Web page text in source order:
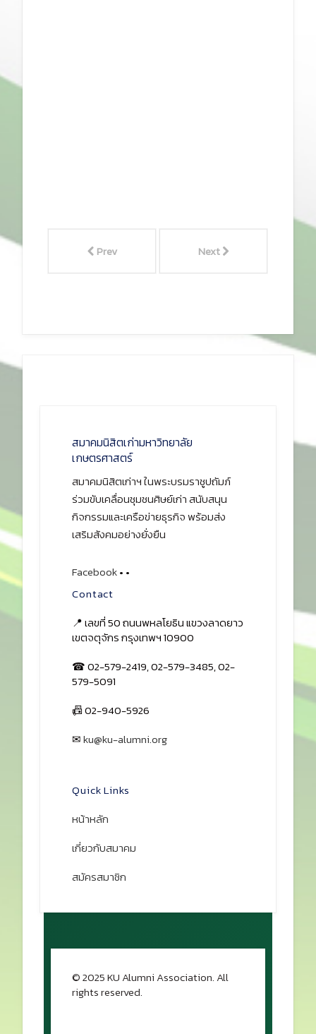
Prev Next
สมาคมนิสิตเก่ามหาวิทยาลัย
เกษตรศาสตร์
สมาคมนิสิตเก่าฯ ในพระบรมราชูปถัมภ์
ร่วมขับเคลื่อนชุมชนศิษย์เก่า สนับสนุน
กิจกรรมและเครือข่ายธุรกิจ พร้อมส่ง
เสริมสังคมอย่างยั่งยืน
Facebook• •
Contact
📍 เลขที่ 50 ถนนพหลโยธิน แขวงลาดยาว
เขตจตุจักร กรุงเทพฯ 10900
☎ 02-579-2419, 02-579-3485, 02-
579-5091
📠 02-940-5926
✉ku@ku-alumni.org
Quick Links
หน้าหลัก
เกี่ยวกับสมาคม
สมัครสมาชิก
© 2025 KU Alumni Association. All
rights reserved.